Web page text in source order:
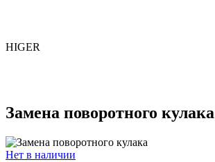
HIGER
Замена поворотного кулака
Нет в наличии